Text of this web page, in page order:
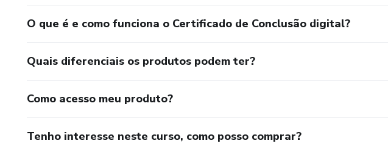
O que é e como funciona o Certificado de Conclusão digital?
Quais diferenciais os produtos podem ter?
Como acesso meu produto?
Tenho interesse neste curso, como posso comprar?